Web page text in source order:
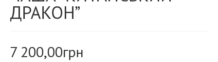
ДРАКОН”
7 200,00грн